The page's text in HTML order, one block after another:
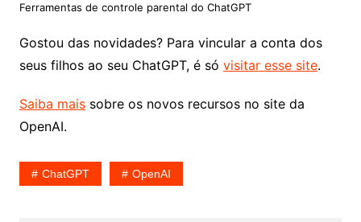
Ferramentas de controle parental do ChatGPT
Gostou das novidades? Para vincular a conta dos
seus filhos ao seu ChatGPT, é só visitar esse site.
Saiba maissobre os novos recursos no site da
OpenAI.
ChatGPT OpenAI